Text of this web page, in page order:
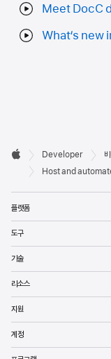
Meet DocC
What‘s new
Developer
바닥글

Apple
Developer
Host and
플랫폼
도구
기술
리소스
지원
계정